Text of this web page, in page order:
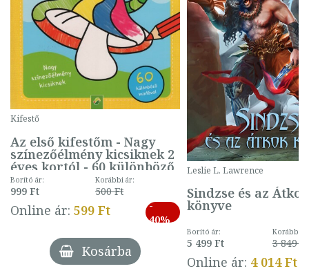
Kifestő
Az első kifestőm - Nagy
színezőélmény kicsiknek 2
éves kortól - 60 különböző
mintával (gombás)
Borító ár:
999 Ft
Korábbi ár:
500 Ft
Online ár: 599 Ft
-
40%
Kosárba
Leslie L. Lawrence
Sindzse és az Átkok
könyve
Borító ár:
5 499 Ft
Korábbi
3 849 Ft
Online ár: 4 014 Ft